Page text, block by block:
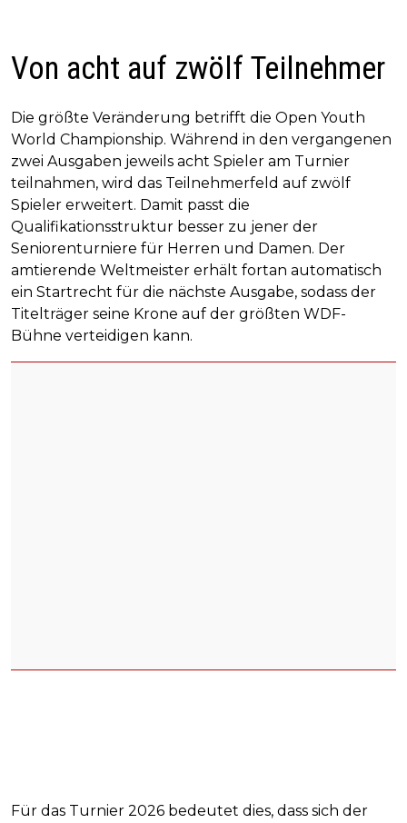
Von acht auf zwölf Teilnehmer
Die größte Veränderung betrifft die Open Youth
World Championship. Während in den vergangenen
zwei Ausgaben jeweils acht Spieler am Turnier
teilnahmen, wird das Teilnehmerfeld auf zwölf
Spieler erweitert. Damit passt die
Qualifikationsstruktur besser zu jener der
Seniorenturniere für Herren und Damen. Der
amtierende Weltmeister erhält fortan automatisch
ein Startrecht für die nächste Ausgabe, sodass der
Titelträger seine Krone auf der größten WDF-
Bühne verteidigen kann.
Für das Turnier 2026 bedeutet dies, dass sich der